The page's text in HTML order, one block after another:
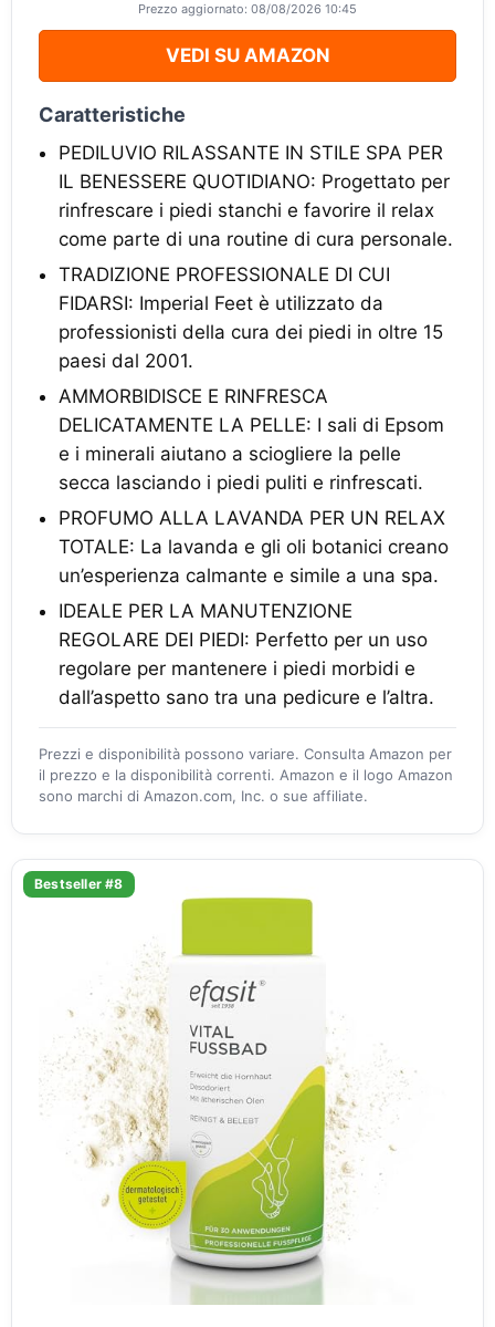
Prezzo aggiornato: 08/08/2026 10:45
VEDI SU AMAZON
Caratteristiche
PEDILUVIO RILASSANTE IN STILE SPA PER
IL BENESSERE QUOTIDIANO: Progettato per
rinfrescare i piedi stanchi e favorire il relax
come parte di una routine di cura personale.
TRADIZIONE PROFESSIONALE DI CUI
FIDARSI: Imperial Feet è utilizzato da
professionisti della cura dei piedi in oltre 15
paesi dal 2001.
AMMORBIDISCE E RINFRESCA
DELICATAMENTE LA PELLE: I sali di Epsom
e i minerali aiutano a sciogliere la pelle
secca lasciando i piedi puliti e rinfrescati.
PROFUMO ALLA LAVANDA PER UN RELAX
TOTALE: La lavanda e gli oli botanici creano
un’esperienza calmante e simile a una spa.
IDEALE PER LA MANUTENZIONE
REGOLARE DEI PIEDI: Perfetto per un uso
regolare per mantenere i piedi morbidi e
dall’aspetto sano tra una pedicure e l’altra.
Prezzi e disponibilità possono variare. Consulta Amazon per
il prezzo e la disponibilità correnti. Amazon e il logo Amazon
sono marchi di Amazon.com, Inc. o sue affiliate.
Bestseller #8